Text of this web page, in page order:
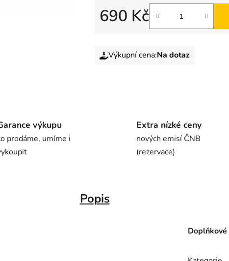
690 Kč
Výkupní cena:Na dotaz
výkupu
prodáme, umíme i
Extra nízké ceny
nových emisí ČNB
(rezervace)
Popis